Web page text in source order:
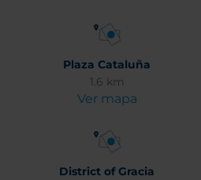
Plaza Cataluña
1.6 km
Ver mapa
District of Gracia